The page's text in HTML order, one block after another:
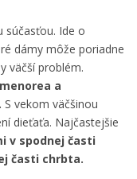
súčasťou. Ide o
dámy môže poriadne
väčší problém.
a
S vekom väčšinou
dieťaťa. Najčastejšie
v spodnej časti
časti chrbta.